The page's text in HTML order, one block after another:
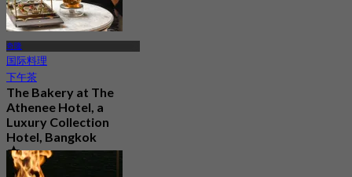
奇隆
国际料理
下午茶
The Bakery at The
Athenee Hotel, a
Luxury Collection
Hotel, Bangkok
4.8
1.5K 已预订